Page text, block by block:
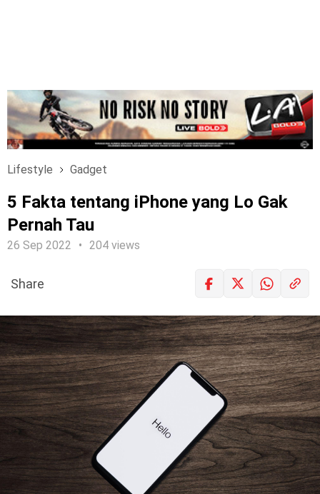
Lifestyle Gadget
5 Fakta tentang iPhone yang Lo Gak
Pernah Tau
26 Sep 2022 204 views
LOGIN
Share